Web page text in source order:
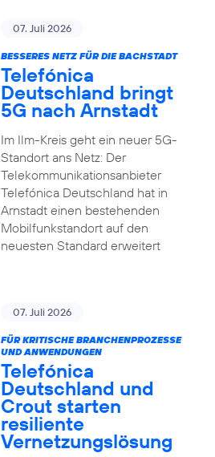
07. Juli 2026
BESSERES NETZ FÜR DIE BACHSTADT
Telefónica
Deutschland bringt
5G nach Arnstadt
Im Ilm-Kreis geht ein neuer 5G-
Standort ans Netz: Der
Telekommunikationsanbieter
Telefónica Deutschland hat in
Arnstadt einen bestehenden
Mobilfunkstandort auf den
neuesten Standard erweitert
07. Juli 2026
FÜR KRITISCHE BRANCHENPROZESSE
UND ANWENDUNGEN
Telefónica
Deutschland und
Crout starten
resiliente
Vernetzungslösung